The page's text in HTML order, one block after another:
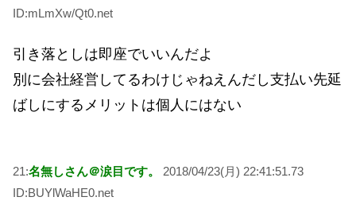
ID:mLmXw/Qt0.net
引き落としは即座でいいんだよ
別に会社経営してるわけじゃねえんだし支払い先延
ばしにするメリットは個人にはない
21:名無しさん＠涙目です。
2018/04/23(月) 22:41:51.73
ID:BUYlWaHE0.net